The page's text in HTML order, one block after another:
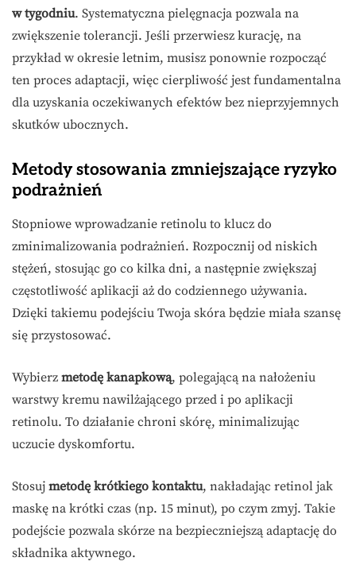
w tygodniu. Systematyczna pielęgnacja pozwala na
zwiększenie tolerancji. Jeśli przerwiesz kurację, na
przykład w okresie letnim, musisz ponownie rozpocząć
ten proces adaptacji, więc cierpliwość jest fundamentalna
dla uzyskania oczekiwanych efektów bez nieprzyjemnych
skutków ubocznych.
Metody stosowania zmniejszające ryzyko
podrażnień
Stopniowe wprowadzanie retinolu to klucz do
zminimalizowania podrażnień. Rozpocznij od niskich
stężeń, stosując go co kilka dni, a następnie zwiększaj
częstotliwość aplikacji aż do codziennego używania.
Dzięki takiemu podejściu Twoja skóra będzie miała szansę
się przystosować.
Wybierz metodę kanapkową, polegającą na nałożeniu
warstwy kremu nawilżającego przed i po aplikacji
retinolu. To działanie chroni skórę, minimalizując
uczucie dyskomfortu.
Stosuj metodę krótkiego kontaktu, nakładając retinol jak
maskę na krótki czas (np. 15 minut), po czym zmyj. Takie
podejście pozwala skórze na bezpieczniejszą adaptację do
składnika aktywnego.